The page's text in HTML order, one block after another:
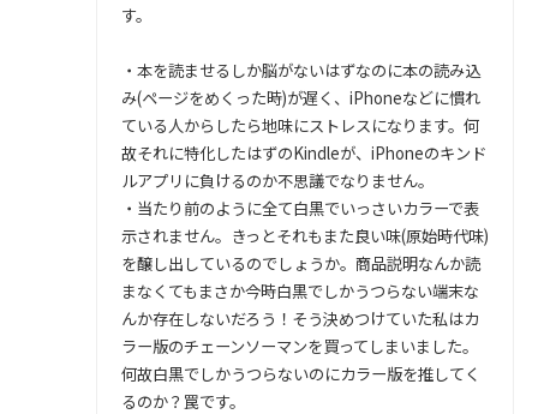
す。
・本を読ませるしか脳がないはずなのに本の読み込
み(ページをめくった時)が遅く、iPhoneなどに慣れ
ている人からしたら地味にストレスになります。何
故それに特化したはずのKindleが、iPhoneのキンド
ルアプリに負けるのか不思議でなりません。
・当たり前のように全て白黒でいっさいカラーで表
示されません。きっとそれもまた良い味(原始時代味)
を醸し出しているのでしょうか。商品説明なんか読
まなくてもまさか今時白黒でしかうつらない端末な
んか存在しないだろう！そう決めつけていた私はカ
ラー版のチェーンソーマンを買ってしまいました。
何故白黒でしかうつらないのにカラー版を推してく
るのか？罠です。